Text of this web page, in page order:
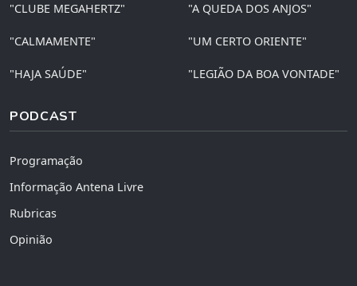
"CLUBE MEGAHERTZ" "A QUEDA DOS ANJOS"
"CALMAMENTE" "UM CERTO ORIENTE"
"HAJA SAÚDE" "LEGIÃO DA BOA VONTADE"
PODCAST
Programação
Informação Antena Livre
Rubricas
Opinião